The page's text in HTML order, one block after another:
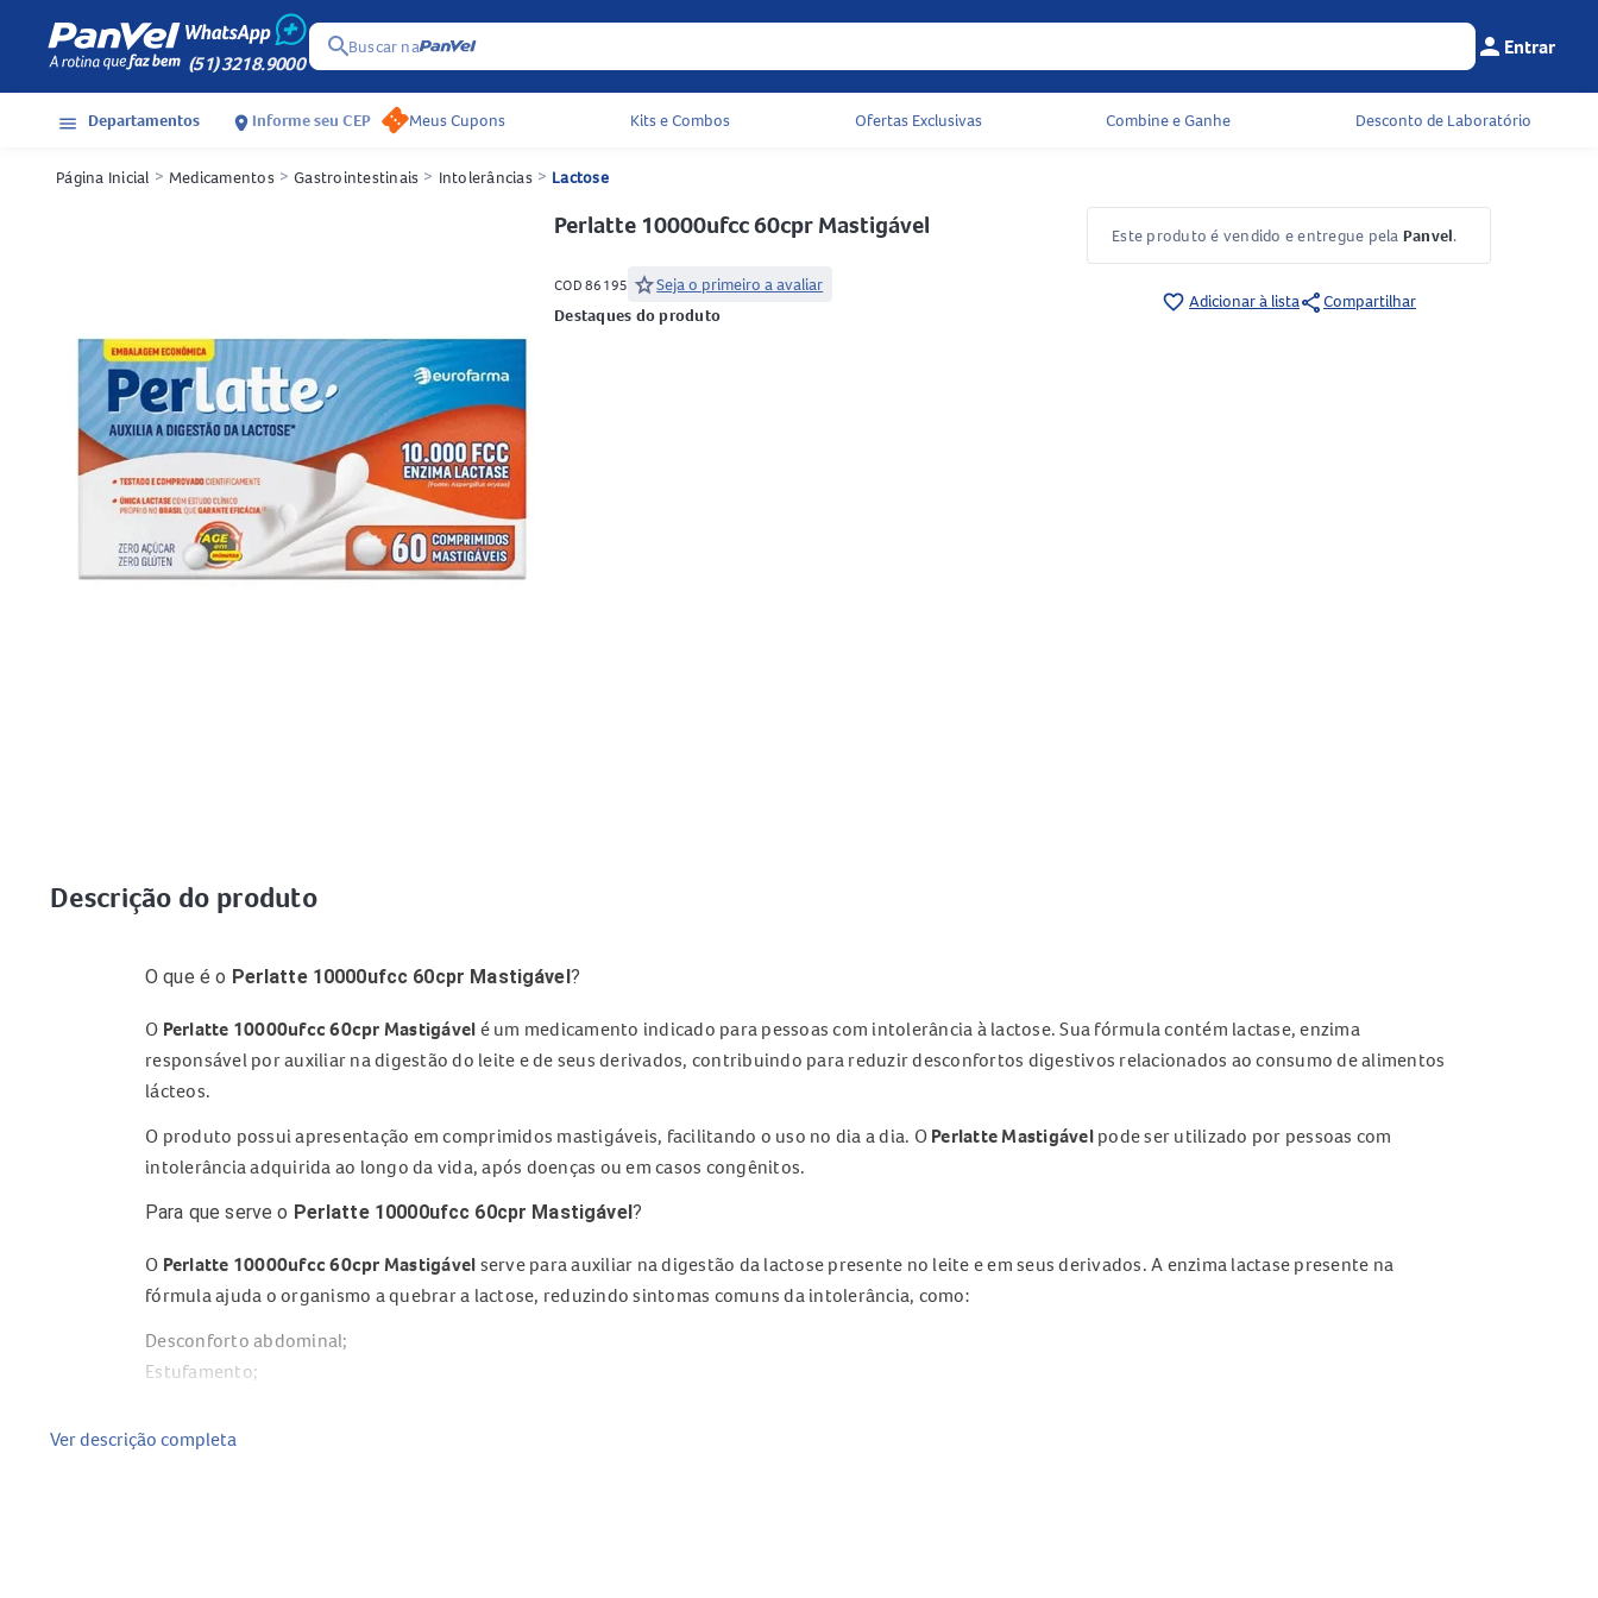
(51) 3218.9000
searchBuscar na Menu do
person Entrar
Acessos rápidos do cabeçalho
menu Departamentos location_on Informe seu CEP Meus Cupons Kits e Combos Ofertas Exclusivas Combine e Ganhe Desconto de Laboratório
Página Inicial > Medicamentos > Gastrointestinais > Intolerâncias > Lactose
Perlatte 10000ufcc 60cpr Mastigável
COD 86195 starSeja o primeiro a avaliar
Destaques do produto
Este produto é vendido e entregue pela Panvel.
favorite_border Adicionar à listashareCompartilhar
Descrição do produto
O que é o Perlatte 10000ufcc 60cpr Mastigável?
O Perlatte 10000ufcc 60cpr Mastigável é um medicamento indicado para pessoas com intolerância à lactose. Sua fórmula contém lactase, enzima
responsável por auxiliar na digestão do leite e de seus derivados, contribuindo para reduzir desconfortos digestivos relacionados ao consumo de alimentos
lácteos.
O produto possui apresentação em comprimidos mastigáveis, facilitando o uso no dia a dia. O Perlatte Mastigávelpode ser utilizado por pessoas com
intolerância adquirida ao longo da vida, após doenças ou em casos congênitos.
Para que serve o Perlatte 10000ufcc 60cpr Mastigável?
O Perlatte 10000ufcc 60cpr Mastigável serve para auxiliar na digestão da lactose presente no leite e em seus derivados. A enzima lactase presente na
fórmula ajuda o organismo a quebrar a lactose, reduzindo sintomas comuns da intolerância, como:
Desconforto abdominal;
Estufamento;
Sensação de má digestão após consumir lácteos.
Ver descrição completa